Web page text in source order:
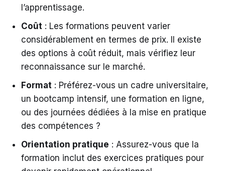
l’apprentissage.
Coût : Les formations peuvent varier
considérablement en termes de prix. Il existe
des options à coût réduit, mais vérifiez leur
reconnaissance sur le marché.
Format : Préférez-vous un cadre universitaire,
un bootcamp intensif, une formation en ligne,
ou des journées dédiées à la mise en pratique
des compétences ?
Orientation pratique : Assurez-vous que la
formation inclut des exercices pratiques pour